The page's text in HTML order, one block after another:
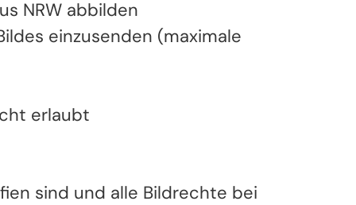
NRW abbilden
einzusenden (maximale
erlaubt
sind und alle Bildrechte bei